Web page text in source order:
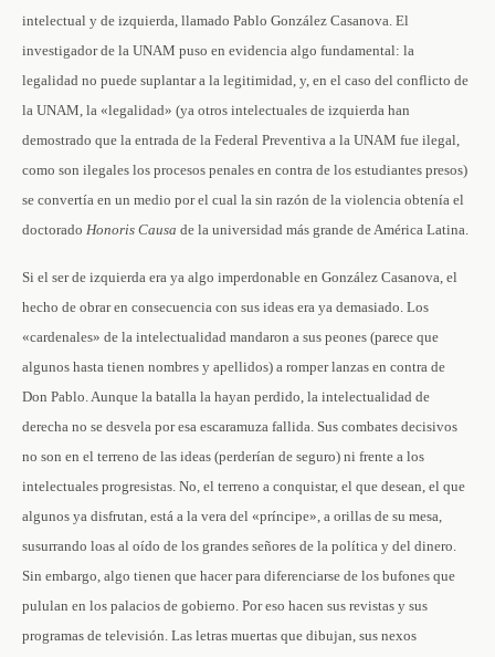
intelectual y de izquierda, llamado Pablo González Casanova. El
investigador de la UNAM puso en evidencia algo fundamental: la
legalidad no puede suplantar a la legitimidad, y, en el caso del conflicto de
la UNAM, la «legalidad» (ya otros intelectuales de izquierda han
demostrado que la entrada de la Federal Preventiva a la UNAM fue ilegal,
como son ilegales los procesos penales en contra de los estudiantes presos)
se convertía en un medio por el cual la sin razón de la violencia obtenía el
doctorado Honoris Causa de la universidad más grande de América Latina.
Si el ser de izquierda era ya algo imperdonable en González Casanova, el
hecho de obrar en consecuencia con sus ideas era ya demasiado. Los
«cardenales» de la intelectualidad mandaron a sus peones (parece que
algunos hasta tienen nombres y apellidos) a romper lanzas en contra de
Don Pablo. Aunque la batalla la hayan perdido, la intelectualidad de
derecha no se desvela por esa escaramuza fallida. Sus combates decisivos
no son en el terreno de las ideas (perderían de seguro) ni frente a los
intelectuales progresistas. No, el terreno a conquistar, el que desean, el que
algunos ya disfrutan, está a la vera del «príncipe», a orillas de su mesa,
susurrando loas al oído de los grandes señores de la política y del dinero.
Sin embargo, algo tienen que hacer para diferenciarse de los bufones que
pululan en los palacios de gobierno. Por eso hacen sus revistas y sus
programas de televisión. Las letras muertas que dibujan, sus nexos